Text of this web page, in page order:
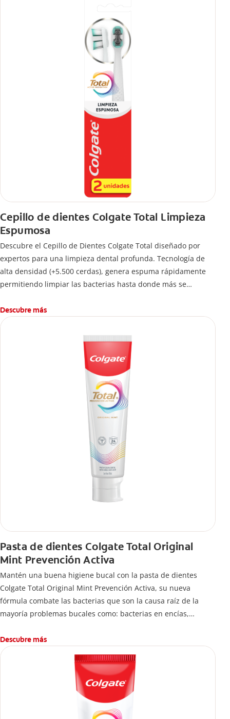
Cepillo de dientes Colgate Total Limpieza
Espumosa
Descubre el Cepillo de Dientes Colgate Total diseñado por
expertos para una limpieza dental profunda. Tecnología de
alta densidad (+5.500 cerdas), genera espuma rápidamente
permitiendo limpiar las bacterias hasta donde más se
Descubre más
Pasta de dientes Colgate Total Original
Mint Prevención Activa
Mantén una buena higiene bucal con la pasta de dientes
Colgate Total Original Mint Prevención Activa, su nueva
fórmula combate las bacterias que son la causa raíz de la
mayoría problemas bucales como: bacterias en encías,
caries.
Descubre más